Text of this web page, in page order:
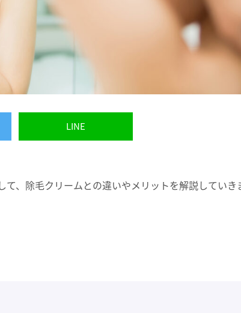
LINE
、除毛クリームとの違いやメリットを解説していき